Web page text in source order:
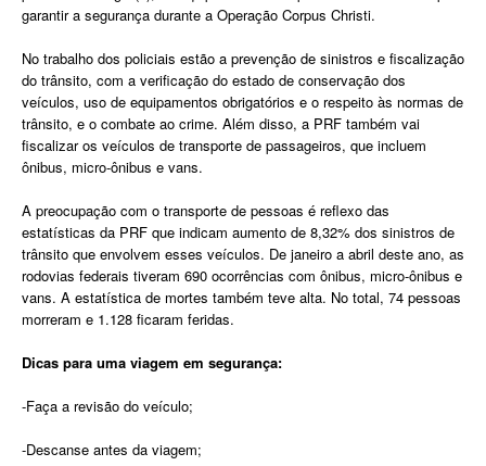
garantir a segurança durante a Operação Corpus Christi.
No trabalho dos policiais estão a prevenção de sinistros e fiscalização
do trânsito, com a verificação do estado de conservação dos
veículos, uso de equipamentos obrigatórios e o respeito às normas de
trânsito, e o combate ao crime. Além disso, a PRF também vai
fiscalizar os veículos de transporte de passageiros, que incluem
ônibus, micro-ônibus e vans.
A preocupação com o transporte de pessoas é reflexo das
estatísticas da PRF que indicam aumento de 8,32% dos sinistros de
trânsito que envolvem esses veículos. De janeiro a abril deste ano, as
rodovias federais tiveram 690 ocorrências com ônibus, micro-ônibus e
vans. A estatística de mortes também teve alta. No total, 74 pessoas
morreram e 1.128 ficaram feridas.
Dicas para uma viagem em segurança:
-Faça a revisão do veículo;
-Descanse antes da viagem;